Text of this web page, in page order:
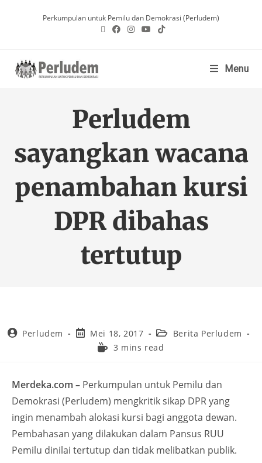
Perkumpulan untuk Pemilu dan Demokrasi (Perludem)
Menu
Perludem
sayangkan wacana
penambahan kursi
DPR dibahas
tertutup
Perludem Mei 18, 2017
Berita Perludem
3 mins read
Merdeka.com – Perkumpulan untuk Pemilu dan
Demokrasi (Perludem) mengkritik sikap DPR yang
ingin menambah alokasi kursi bagi anggota dewan.
Pembahasan yang dilakukan dalam Pansus RUU
Pemilu dinilai tertutup dan tidak melibatkan publik.